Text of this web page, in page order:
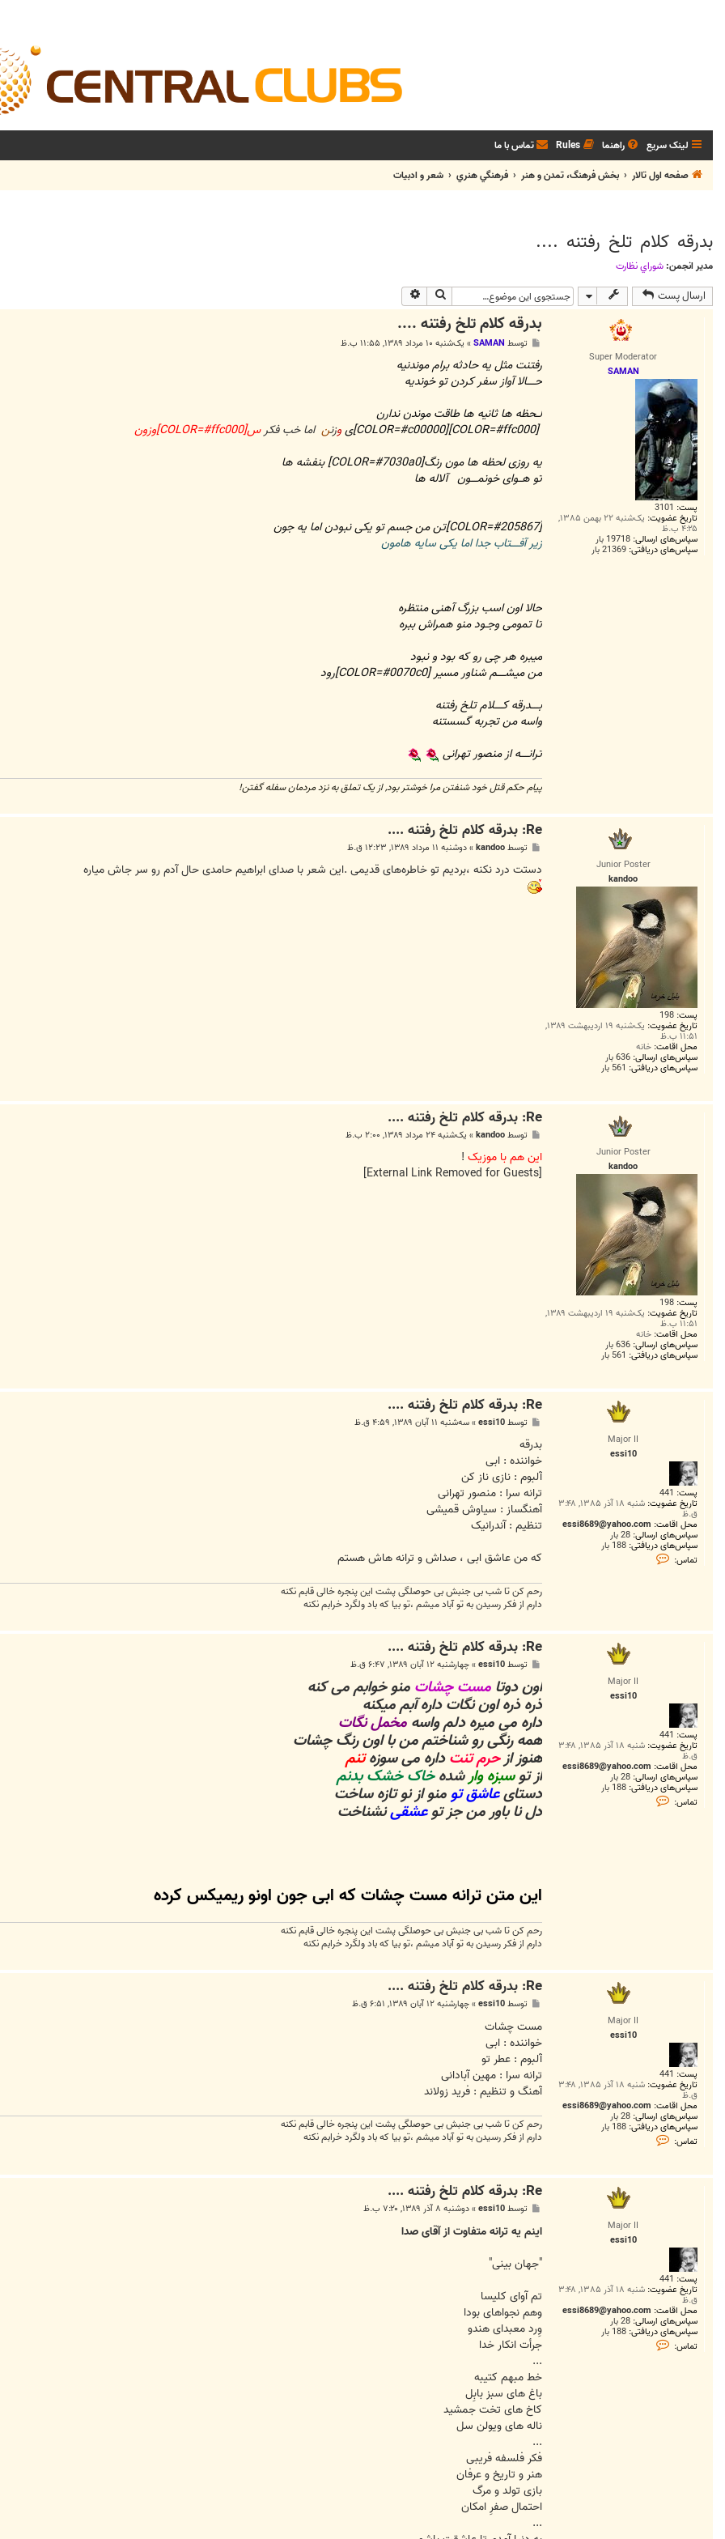
لینک سریع راهنما Rules تماس با ما
صفحه اول تالار
بخش فرهنگ، تمدن و هنر فرهنگي هنري شعر و ادبيات
بدرقه کلام تلخ رفتنه ....
مدیر انجمن: شوراي نظارت
ارسال پست جستجو
Super Moderator
SAMAN
پست: 3101
تاریخ عضویت: یک‌شنبه ۲۲ بهمن ۱۳۸۵,
۴:۲۵ ب.ظ
سپاس‌های ارسالی: 19718 بار
سپاس‌های دریافتی: 21369 بار
بدرقه کلام تلخ رفتنه ....
ت
توسط SAMAN
» یک‌شنبه ۱۰ مرداد ۱۳۸۹, ۱۱:۵۵ ب.ظ
رفتنت مثل یه حادثه برام موندنیه
حـــــالا آواز سفر کردن تو خوندیه
لــحظه ها ثانیه ها طاقت موندن ندارن
[COLOR=#ffc000][COLOR=#c00000]ی
وزنن اما خب فکرس[COLOR=#ffc000]وزون
یه روزی لحظه ها مون رنگ[COLOR=#7030a0] بنفشه ها
تو هــوای خونمــــون آلاله ها
[COLOR=#205867]تن من جسم تو یکی نبودن اما یه جون
زیر آفـــــتاب جدا اما یکی سایه هامون
حالا اون اسب بزرگ آهنی منتظره
تا تمومی وجـود منو همراش ببره
میبره هر چی رو که بود و نبود
من میشـــــم شناور مسیر [COLOR=#0070c0]رود
بـــــدرقه کـــــلام تلخ رفتنه
واسه من تجربه گسستنه
ترانـــــه از منصور تهرانی
پیام حکم قتل خود شنفتن مرا خوشتر بود, از یک تملق به نزد مردمان سفله گفتن!
Junior Poster
kandoo
پست: 198
تاریخ عضویت: یک‌شنبه ۱۹ اردیبهشت ۱۳۸۹,
۱۱:۵۱ ب.ظ
محل اقامت: خانه
سپاس‌های ارسالی: 636 بار
سپاس‌های دریافتی: 561 بار
Re: بدرقه کلام تلخ رفتنه ....
ت
توسطkandoo
»دوشنبه ۱۱ مرداد ۱۳۸۹, ۱۲:۲۳ ق.ظ
دستت درد نکنه ،بردیم تو خاطره‌های قدیمی‌ .این شعر با صدای ابراهیم حامدی حال آدم رو سر جاش میاره
Junior Poster
kandoo
پست: 198
تاریخ عضویت: یک‌شنبه ۱۹ اردیبهشت ۱۳۸۹,
۱۱:۵۱ ب.ظ
محل اقامت: خانه
سپاس‌های ارسالی: 636 بار
سپاس‌های دریافتی: 561 بار
Re: بدرقه کلام تلخ رفتنه ....
ت
توسطkandoo
» یک‌شنبه ۲۴ مرداد ۱۳۸۹, ۲:۰۰ ب.ظ
این هم با موزیک !
[External Link Removed for Guests]
Major II
essi10
پست: 441
تاریخ عضویت: شنبه ۱۸ آذر ۱۳۸۵, ۳:۴۸
ق.ظ
محل اقامت: essi8689@yahoo.com
سپاس‌های ارسالی: 28 بار
سپاس‌های دریافتی: 188 بار
تماس:
ت
i
Re: بدرقه کلام تلخ رفتنه ....
ت
توسطessi10
»سه‌شنبه ۱۱ آبان ۱۳۸۹, ۴:۵۹ ق.ظ
بدرقه
خواننده : ابی
آلبوم : نازی ناز کن
ترانه سرا : منصور تهرانی
آهنگساز : سیاوش قمیشی
تنظیم : آندرانیک
که من عاشق ابی ، صداش و ترانه هاش هستم
رحم کن تا شب بی جنبش بی حوصلگی پشت این پنجره خالی قابم نکنه
دارم از فکر رسیدن به تو آباد میشم ،تو بیا که باد ولگرد خرابم نکنه
Major II
essi10
پست: 441
تاریخ عضویت: شنبه ۱۸ آذر ۱۳۸۵, ۳:۴۸
ق.ظ
محل اقامت: essi8689@yahoo.com
سپاس‌های ارسالی: 28 بار
سپاس‌های دریافتی: 188 بار
تماس:
ت
Re: بدرقه کلام تلخ رفتنه ....
ت
توسطessi10
»چهارشنبه ۱۲ آبان ۱۳۸۹, ۶:۴۷ ق.ظ
اون دوتا مست چشات منو خوابم می کنه
ذره ذره اون نگات داره آبم میکنه
داره می میره دلم واسه مخمل نگات
همه رنگی رو شناختم من با اون رنگ چشات
هنوز ازحرم تنتداره می سوزهتنم
از توسبزه وارشدهخاک خشک بدنم
دستایعاشق تومنو از نو تازه ساخت
دل نا باور من جز توعشقینشناخت
این متن ترانه مست چشات که ابی جون اونو ریمیکس کرده
رحم کن تا شب بی جنبش بی حوصلگی پشت این پنجره خالی قابم نکنه
دارم از فکر رسیدن به تو آباد میشم ،تو بیا که باد ولگرد خرابم نکنه
Major II
essi10
پست: 441
تاریخ عضویت: شنبه ۱۸ آذر ۱۳۸۵, ۳:۴۸
ق.ظ
محل اقامت: essi8689@yahoo.com
سپاس‌های ارسالی: 28 بار
سپاس‌های دریافتی: 188 بار
تماس:
ت
e
Re: بدرقه کلام تلخ رفتنه ....
ت
توسطessi10
»چهارشنبه ۱۲ آبان ۱۳۸۹, ۶:۵۱ ق.ظ
مست چشات
خواننده : ابی
آلبوم : عطر تو
ترانه سرا : مهین آبادانی
آهنگ و تنظیم : فرید زولاند
رحم کن تا شب بی جنبش بی حوصلگی پشت این پنجره خالی قابم نکنه
دارم از فکر رسیدن به تو آباد میشم ،تو بیا که باد ولگرد خرابم نکنه
Major II
essi10
پست: 441
تاریخ عضویت: شنبه ۱۸ آذر ۱۳۸۵, ۳:۴۸
ق.ظ
محل اقامت: essi8689@yahoo.com
سپاس‌های ارسالی: 28 بار
سپاس‌های دریافتی: 188 بار
تماس:
ت
Re: بدرقه کلام تلخ رفتنه ....
ت
توسطessi10
»دوشنبه ۸ آذر ۱۳۸۹, ۷:۲۰ ب.ظ
اینم یه ترانه متفاوت از آقای صدا
"جهان بینی"
تم آوای کلیسا
وهم نجواهای بودا
وِرد معبدای هندو
جرأت انکار خدا
...
خط مبهم کتیبه
باغ های سبز بابِل
کاخ های تخت جمشید
ناله های ویولن سل
...
فکر فلسفه فریبی
هنر و تاریخ و عرفان
بازی تولد و مرگ
احتمال صفرِ امکان
...